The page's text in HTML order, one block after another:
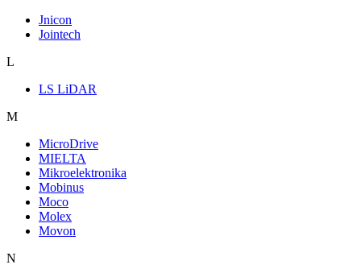
Jnicon
Jointech
L
LS LiDAR
M
MicroDrive
MIELTA
Mikroelektronika
Mobinus
Moco
Molex
Movon
N